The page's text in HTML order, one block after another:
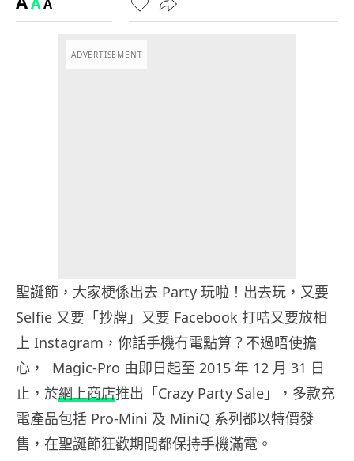
A
ADVERTISEMENT
聖誕節，大家梗係出去 Party 玩啦！出去玩，又要
Selfie 又要「抄牌」又要 Facebook 打咭又要放相
上 Instagram，你話手機冇電點算？不過唔使擔
心， Magic-Pro 由即日起至 2015 年 12 月 31 日
止，於網上商店推出「Crazy Party Sale」，多款充
電產品包括 Pro-Mini 及 MiniQ 系列都以特價發
售，在聖誕節狂歡期間都保持手機滿電。